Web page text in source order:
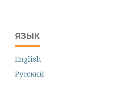
ЯЗЫК
English
Русский